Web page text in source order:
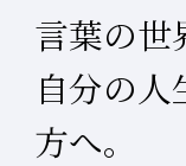
言葉の世
自分の
方へ。